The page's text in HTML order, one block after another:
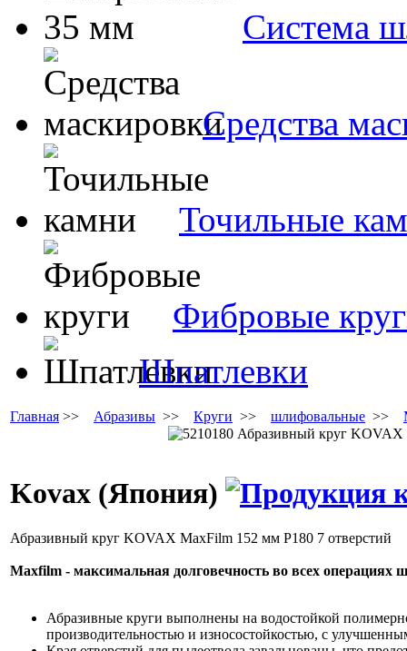
Система
Средства
Точильные
Фибровые
Шпатлевки
Главная >> Абразивы >> Круги >> шлифовальные >>
Kovax (Япония)
Абразивный круг KOVAX MaxFilm 152 мм P180 7 отверстий
Maxfilm - максимальная долговечность во всех операциях
Абразивные круги выполнены на водостойкой
производительностью и износостойкостью, с